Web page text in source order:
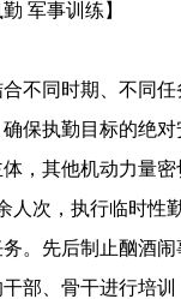
勤 军事训练】
不同时期、不同任
保执勤目标的绝
，其他机动力量
人次，执行临时性
。先后制止酗酒
部、骨干进行培